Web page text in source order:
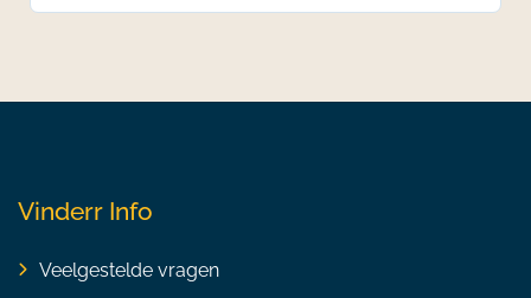
Vinderr Info
Veelgestelde vragen